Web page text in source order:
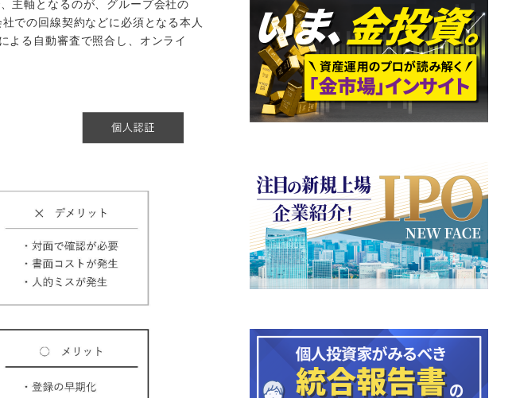
主軸となるのが、グループ会社の
での回線契約などに必須となる本人
よる自動審査で照合し、オンライ